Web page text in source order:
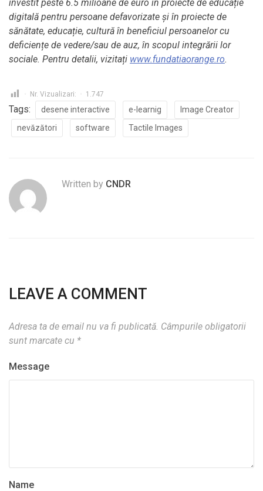
investit peste 6.5 milioane de euro în proiecte de educație
digitală pentru persoane defavorizate şi în proiecte de
sănătate, educație, cultură în beneficiul persoanelor cu
deficiențe de vedere/sau de auz, în scopul integrării lor
sociale. Pentru detalii, vizitați www.fundatiaorange.ro.
Nr. Vizualizari: 1.747
Tags: desene interactive e-learnig
Image Creator
nevăzători
software Tactile Images
Written by CNDR
LEAVE A COMMENT
Adresa ta de email nu va fi publicată. Câmpurile obligatorii
sunt marcate cu *
Message
Name